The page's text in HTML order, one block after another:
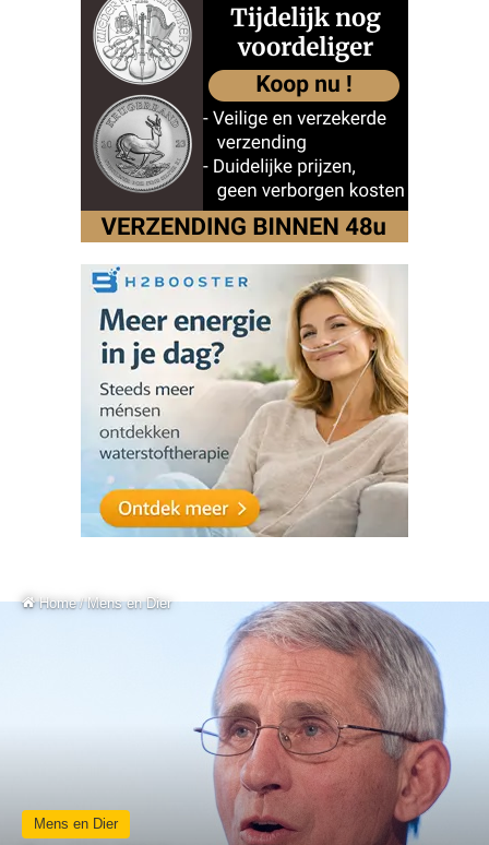
Home / Mens en Dier
Mens en Dier